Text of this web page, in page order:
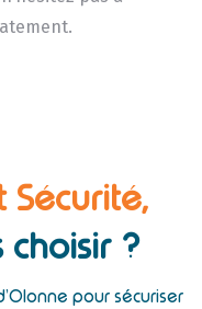
Sécurité,
?
pour sécuriser